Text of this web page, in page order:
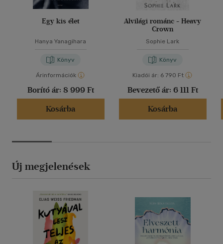
Egy kis élet
Hanya Yanagihara
Könyv
Árinformációk
Borító ár: 8 999 Ft
Kosárba
Alvilági románc - Heavy
Crown
Sophie Lark
Könyv
Kiadói ár: 6 790 Ft
Bevezető ár: 6 111 Ft
Kosárba
Új megjelenések